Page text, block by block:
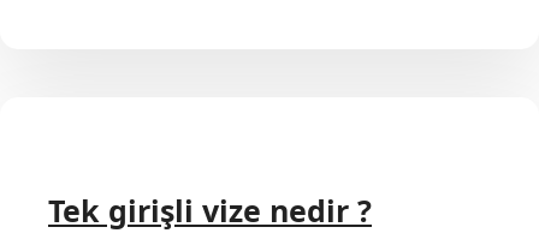
Tek girişli vize nedir ?